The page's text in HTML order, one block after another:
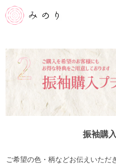
振袖購
ご希望の色・柄などお伝えいただ